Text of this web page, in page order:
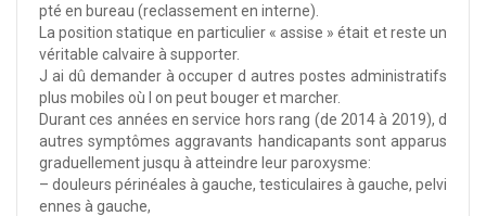
pté en bureau (reclassement en interne).
La position statique en particulier « assise » était et reste un
véritable calvaire à supporter.
J ai dû demander à occuper d autres postes administratifs
plus mobiles où l on peut bouger et marcher.
Durant ces années en service hors rang (de 2014 à 2019), d
autres symptômes aggravants handicapants sont apparus
graduellement jusqu à atteindre leur paroxysme:
– douleurs périnéales à gauche, testiculaires à gauche, pelvi
ennes à gauche,